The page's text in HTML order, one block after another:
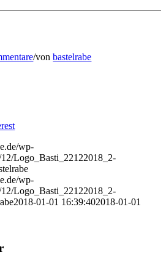
/vonbastelrabe
wp-
Logo_Basti_22122018_2-
wp-
Logo_Basti_22122018_2-
2018-01-01 16:39:402018-01-01